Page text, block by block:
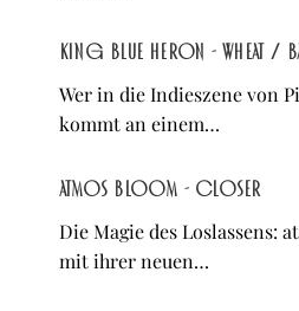
King Blue Heron - Wheat /
Wer in die Indieszene von
kommt an einem…
atmos bloom - Closer
Die Magie des Loslassens:
mit ihrer neuen…